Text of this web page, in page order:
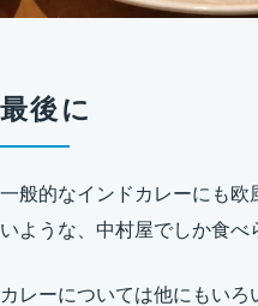
最後に
一般的なインドカレーにも
いような、中村屋でしか食べ
カレーについては他にもい